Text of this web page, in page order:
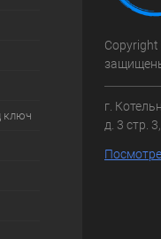
ключ
г.
д. 3 стр.